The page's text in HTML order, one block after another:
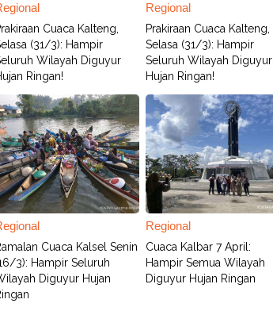
Cuaca Kalteng,
(31/3): Hampir
Wilayah Diguyur
Ringan!
Regional
Prakiraan Cuaca Kalteng,
Selasa (31/3): Hampir
Seluruh Wilayah Diguyur
Hujan Ringan!
Cuaca Kalsel Senin
3): Hampir Seluruh
Diguyur Hujan
Regional
Cuaca Kalbar 7 April:
Hampir Semua Wilayah
Diguyur Hujan Ringan